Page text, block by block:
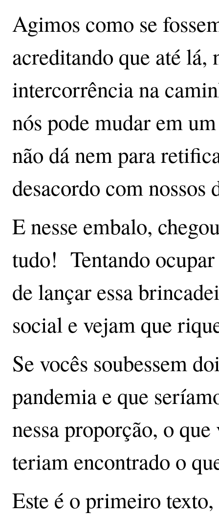
Agimos como se
acreditando que até lá,
intercorrência na
nós pode mudar em
não dá nem para
desacordo com nossos
E nesse embalo,
tudo! Tentando
de lançar essa
social e vejam que
Se vocês soubessem
pandemia e que
nessa proporção, o
teriam encontrado o
Este é o primeiro